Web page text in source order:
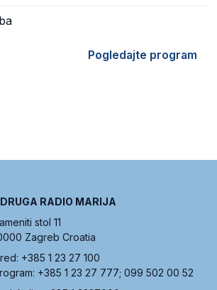
Pogledajte program
RADIO MARIJA
stol 11
Zagreb Croatia
+385 1 23 27 100
+385 1 23 27 777; 099 502 00 52